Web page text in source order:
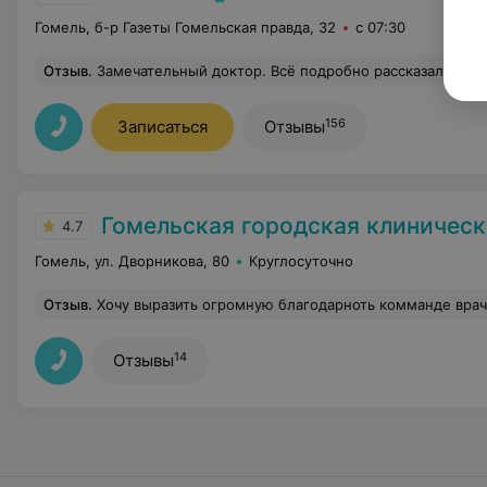
Гомель, б-р Газеты Гомельская правда, 32 с 07:30
Отзыв. Замечательный доктор. Всё подробно рассказал от начала до конца. Спросил не укачивает ли меня в транспорте(а меня укачивает), чтобы сразу ввести противорвотный препарат.
Записаться Отзывы156
4.7 Гомельская городская клиническая
Гомель, ул. Дворникова, 80 Круглосуточно
Отзыв. Хочу выразить огромную благодарноть комманде врачей травмотологов Сергею Олеговичу и Павлу Евгеньевичу за проделанную операцию, протезорование тазабедренного сустава !!! Спасибо , вам, за нелегкий труд, успехов и благополучие в
Отзывы14